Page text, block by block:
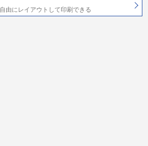
由にレイアウトして印刷できる